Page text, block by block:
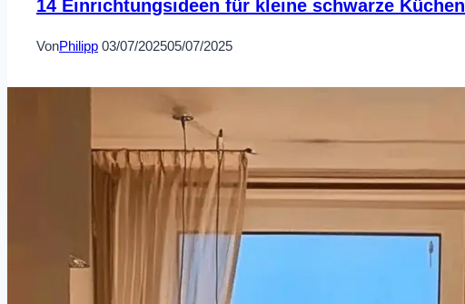
14 Einrichtungsideen für kleine schwarze Küchen
VonPhilipp 03/07/202505/07/2025